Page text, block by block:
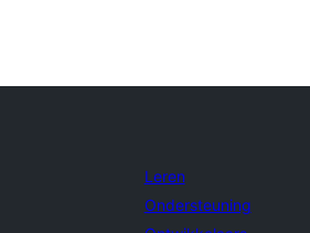
Leren
Ondersteuning